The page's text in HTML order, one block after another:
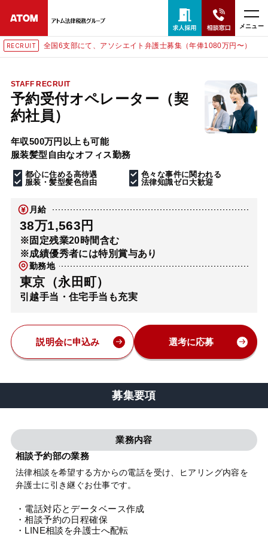
メニュー
全国6支部にて、アソシエイト弁護士募集（年俸1080万円〜）
STAFF RECRUIT
予約受付オペレーター（契
約社員）
年収500万円以上も可能
服装髪型自由なオフィス勤務
都心に住める高待遇
色々な事件に関われる
服装・髪型髪色自由
法律知識ゼロ大歓迎
月給
38万1,563円
※固定残業20時間含む
※成績優秀者には特別賞与あり
勤務地
東京（永田町）
引越手当・住宅手当も充実
説明会に申込み 選考に応募
募集要項
業務内容
相談予約部の業務
法律相談を希望する方からの電話を受け、ヒアリング内容を
弁護士に引き継ぐお仕事です。
・電話対応とデータベース作成
・相談予約の日程確保
・LINE相談を弁護士へ配転
24時間365日全国対応
無料相談窓口はこちら
電話・LINE・メールで相談予約受付中
ホーム
取扱分野
解決実績
アクセス
弁護士・税理士
費用
特設サイト
相談先情報サイト